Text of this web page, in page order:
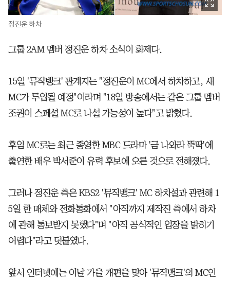
정진운 하차
그룹 2AM 멤버 정진운 하차 소식이 화제다.
15일 '뮤직뱅크' 관계자는 "정진운이 MC에서 하차하고, 새
MC가 투입될 예정"이라며 "18일 방송에서는 같은 그룹 멤버
조권이 스페셜 MC로 나설 가능성이 높다"고 밝혔다.
후임 MC로는 최근 종영한 MBC 드라마 '금 나와라 뚝딱'에
출연한 배우 박서준이 유력 후보에 오른 것으로 전해졌다.
그러나 정진운 측은 KBS2 '뮤직뱅크' MC 하차설과 관련해 1
5일 한 매체와 전화통화에서 "아직까지 제작진 측에서 하차
에 관해 통보받지 못했다"며 "아직 공식적인 입장을 밝히기
어렵다"라고 덧붙였다.
앞서 인터넷에는 이날 가을 개편을 맞아 '뮤직뱅크'의 MC인